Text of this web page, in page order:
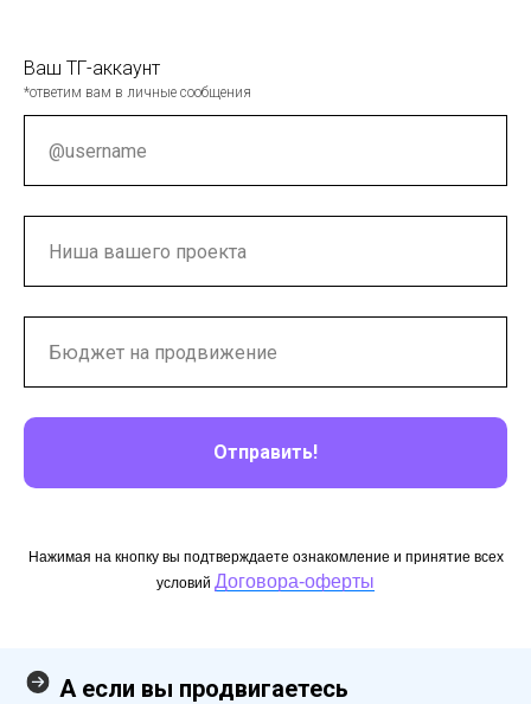
Ваш ТГ-аккаунт
*ответим вам в личные сообщения
Отправить!
Нажимая на кнопку вы подтверждаете ознакомление и принятие всех
условий Договора-оферты
А если вы продвигаетесь